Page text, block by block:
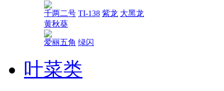
千两二号 TI-138 紫龙 大黑龙
黄秋葵
爱丽五角 绿闪
叶菜类